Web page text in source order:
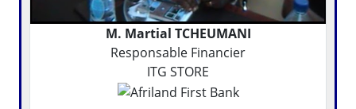
M. Martial TCHEUMANI
Responsable Financier
ITG STORE